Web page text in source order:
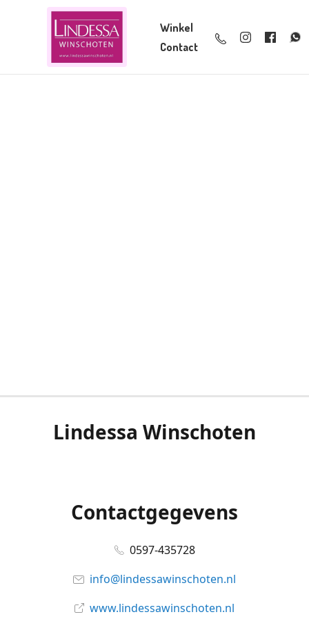
Winkel
Contact
Lindessa Winschoten
Contactgegevens
0597-435728
info@lindessawinschoten.nl
www.lindessawinschoten.nl